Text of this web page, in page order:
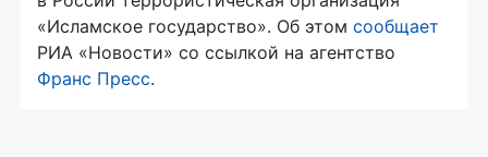
«Исламское государство». Об этом сообщает
РИА «Новости» со ссылкой на агентство
Франс Пресс.